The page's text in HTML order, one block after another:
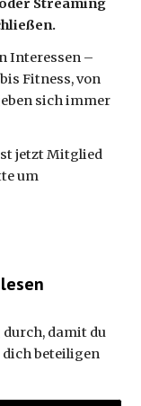
oder Streaming
Interessen –
Fitness, von
sich immer
jetzt Mitglied
um
damit du
dich beteiligen